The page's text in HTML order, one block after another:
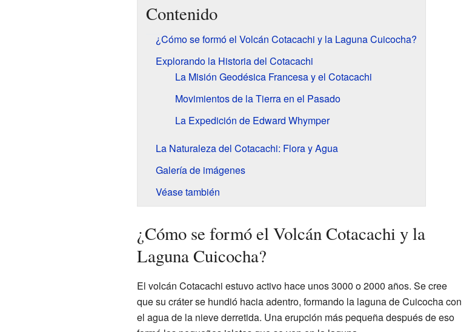
Contenido
¿Cómo se formó el Volcán Cotacachi y la Laguna Cuicocha?
Explorando la Historia del Cotacachi
La Misión Geodésica Francesa y el Cotacachi
Movimientos de la Tierra en el Pasado
La Expedición de Edward Whymper
La Naturaleza del Cotacachi: Flora y Agua
Galería de imágenes
Véase también
¿Cómo se formó el Volcán Cotacachi y la
Laguna Cuicocha?
El volcán Cotacachi estuvo activo hace unos 3000 o 2000 años. Se cree
que su cráter se hundió hacia adentro, formando la laguna de Cuicocha con
el agua de la nieve derretida. Una erupción más pequeña después de eso